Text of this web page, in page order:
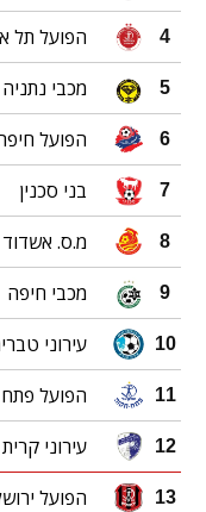
4 הפועל תל
5 מכבי נתניה
6 הפועל
7 בני סכנין
8 מ.ס. אשדוד
9 מכבי חיפה
10 עירוני
11 הפועל
12 עירוני
13 הפועל